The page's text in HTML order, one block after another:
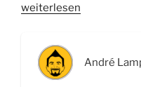
„WSR033
dem
Computer,
weiterlesen
André